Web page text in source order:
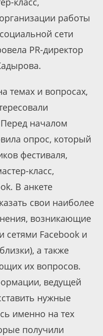
работы
сети
PR-директор
темах и вопросах,
началом
опрос, который
фестиваля,
класс,
В анкете
свои наиболее
возникающие
сетями Facebook и
а также
их вопросов.
ведущей
нужные
именно на тех
получили